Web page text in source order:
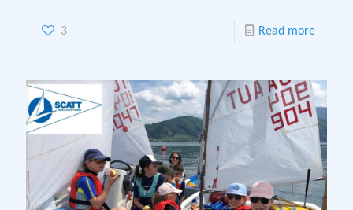
3 Read more